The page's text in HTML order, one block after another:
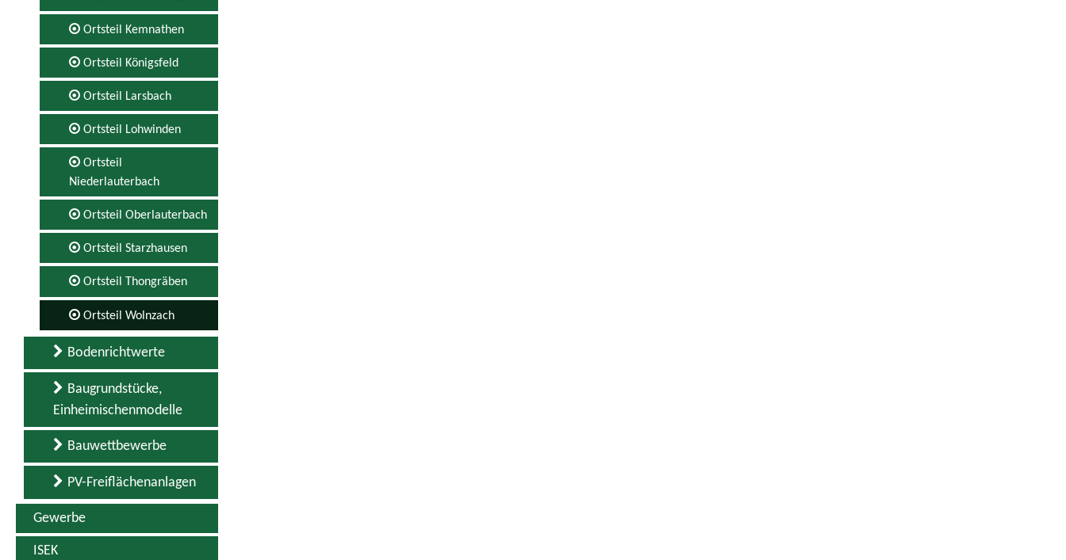
Ortsteil Kemnathen
Ortsteil Königsfeld
Ortsteil Larsbach
Ortsteil Lohwinden
Ortsteil
Niederlauterbach
Ortsteil Oberlauterbach
Ortsteil Starzhausen
Ortsteil Thongräben
Ortsteil Wolnzach
Bodenrichtwerte
Baugrundstücke,
Einheimischenmodelle
Bauwettbewerbe
PV-Freiflächenanlagen
Gewerbe
ISEK